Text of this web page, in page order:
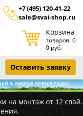
+7 (495) 120-41-22
sale@svai-shop.ru
Корзина
товаров: 0
0 руб.
Оставить заявку
на монтаж от 12 свай.